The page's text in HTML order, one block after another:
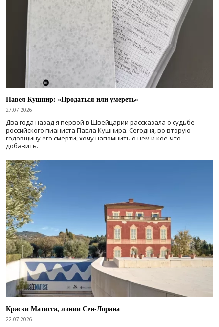
Павел Кушнир: «Продаться или умереть»
27.07.2026
Два года назад я первой в Швейцарии рассказала о судьбе
российского пианиста Павла Кушнира. Сегодня, во вторую
годовщину его смерти, хочу напомнить о нем и кое-что
добавить.
Краски Матисса, линии Сен-Лорана
22.07.2026